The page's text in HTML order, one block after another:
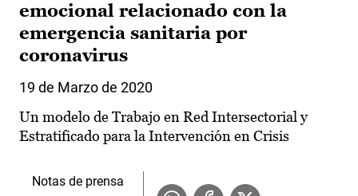
emocional relacionado con la
emergencia sanitaria por
coronavirus
19 de Marzo de 2020
Un modelo de Trabajo en Red Intersectorial y
Estratificado para la Intervención en Crisis
Notas de prensa